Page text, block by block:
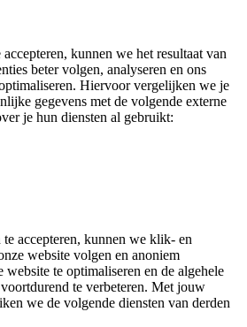
kunnen we het resultaat van
beter volgen, analyseren en ons
Hiervoor vergelijken we je
gegevens met de volgende externe
je hun diensten al gebruikt:
accepteren, kunnen we klik- en
website volgen en anoniem
website te optimaliseren en de algehele
te verbeteren. Met jouw
we de volgende diensten van derden